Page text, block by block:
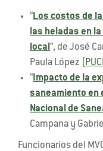
“Los costos de
las heladas en
local ”, de José
Paula López (
“ Impacto de la
saneamiento en
Nacional de
Campana y
Funcionarios del